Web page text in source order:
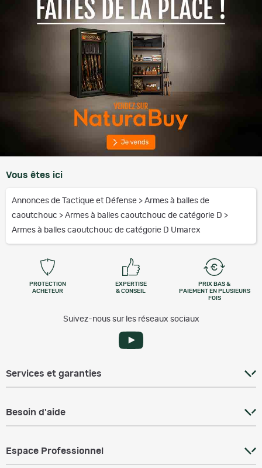
Vous êtes ici
Annonces de Tactique et Défense > Armes à balles de
caoutchouc > Armes à balles caoutchouc de catégorie D >
Armes à balles caoutchouc de catégorie D Umarex
PROTECTION
ACHETEUR
EXPERTISE
& CONSEIL
PRIX BAS &
PAIEMENT EN PLUSIEURS
FOIS
Suivez-nous sur les réseaux sociaux
Services et garanties
Besoin d'aide
Espace Professionnel